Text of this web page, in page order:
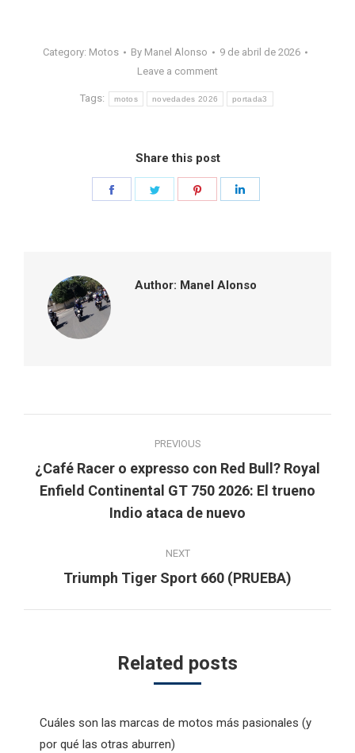
Category: Motos By Manel Alonso
9 de abril de 2026
Leave a comment
Tags: motos novedades 2026 portada3
Share this post
Author: Manel Alonso
navigation
PREVIOUS
Previous
post:
¿Café Racer o expresso con Red Bull? Royal
Enfield Continental GT 750 2026: El trueno
Indio ataca de nuevo
NEXT
Next
Triumph Tiger Sport 660 (PRUEBA)
Related posts
Cuáles son las marcas de motos más pasionales (y
por qué las otras aburren)